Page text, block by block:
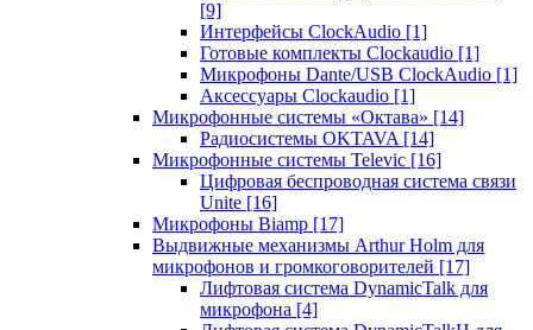
[9]
Интерфейсы ClockAudio [1]
Готовые комплекты Clockaudio [1]
Микрофоны Dante/USB ClockAudio [1]
Аксессуары Clockaudio [1]
Микрофонные системы «Октава» [14]
Радиосистемы OKTAVA [14]
Микрофонные системы Televic [16]
Цифровая беспроводная система связи
Unite [16]
Микрофоны Biamp [17]
Выдвижные механизмы Arthur Holm для
микрофонов и громкоговорителей [17]
Лифтовая система DynamicTalk для
микрофона [4]